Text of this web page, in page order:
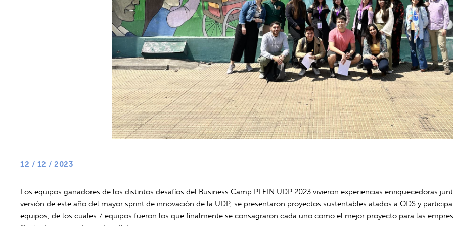
12 / 12 / 2023
Los equipos ganadores de los distintos desafíos del Business Camp PLEIN UDP 2023 vivieron experiencias enriquecedoras
versión de este año del mayor sprint de innovación de la UDP, se presentaron proyectos sustentables atados a ODS y
equipos, de los cuales 7 equipos fueron los que finalmente se consagraron cada uno como el mejor proyecto para las